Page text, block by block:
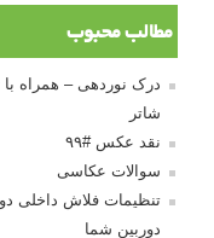
مطالب محبوب
شاتر
نقد عکس #۹۹
سوالات عکاسی
تنظیمات فلاش داخلی
دوربین شما